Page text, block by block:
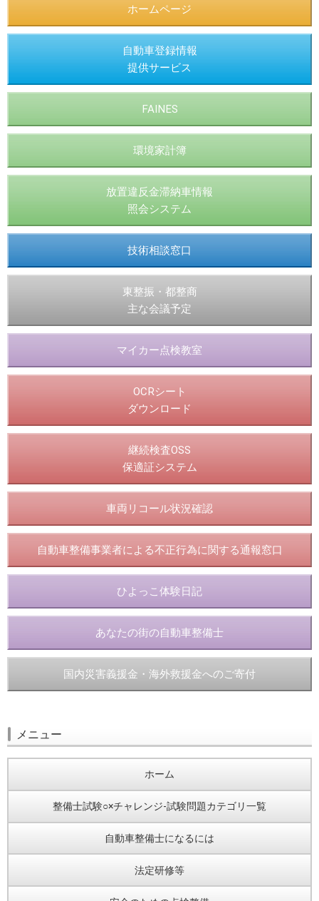
ホームページ
自動車登録情報
提供サービス
FAINES
環境家計簿
放置違反金滞納車情報
照会システム
技術相談窓口
東整振・都整商
主な会議予定
マイカー点検教室
OCRシート
ダウンロード
継続検査OSS
保適証システム
車両リコール状況確認
自動車整備事業者による不正行為に関する通報窓口
ひよっこ体験日記
あなたの街の自動車整備士
国内災害義援金・海外救援金へのご寄付
メニュー
ホーム
整備士試験○×チャレンジ-試験問題カテゴリ一覧
自動車整備士になるには
法定研修等